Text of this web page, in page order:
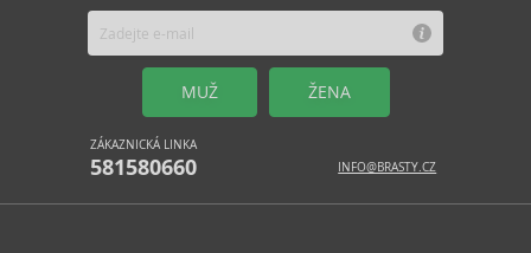
MUŽ ŽENA
ZÁKAZNICKÁ LINKA
581580660 INFO@BRASTY.CZ